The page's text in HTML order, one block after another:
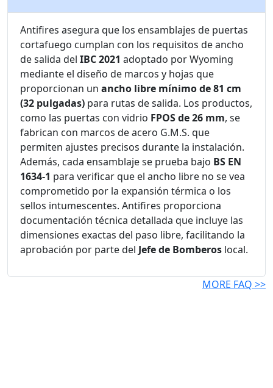
Antifires asegura que los ensamblajes de puertas
cortafuego cumplan con los requisitos de ancho
de salida del IBC 2021 adoptado por Wyoming
mediante el diseño de marcos y hojas que
proporcionan un ancho libre mínimo de 81 cm
(32 pulgadas) para rutas de salida. Los productos,
como las puertas con vidrio FPOS de 26 mm, se
fabrican con marcos de acero G.M.S. que
permiten ajustes precisos durante la instalación.
Además, cada ensamblaje se prueba bajo BS EN
1634-1 para verificar que el ancho libre no se vea
comprometido por la expansión térmica o los
sellos intumescentes. Antifires proporciona
documentación técnica detallada que incluye las
dimensiones exactas del paso libre, facilitando la
aprobación por parte del Jefe de Bomberos local.
MORE FAQ >>